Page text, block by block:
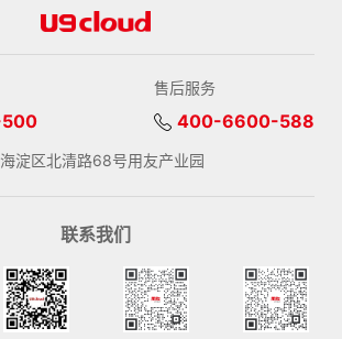
售后服务
400-6600-588
淀区北清路68号用友产业园
联系我们